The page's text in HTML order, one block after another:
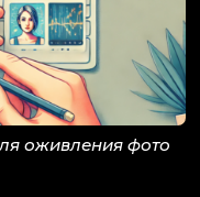
оживления фото